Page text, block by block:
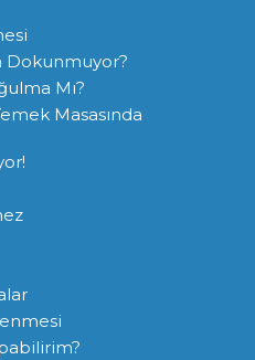
Dokunmuyor?
Mı?
Masasında